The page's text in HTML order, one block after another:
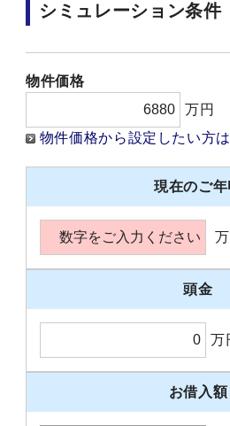
シミュレーション条件
物件価格
万円
物件価格から設定したい方
現在のご年
頭金
万
お借入額